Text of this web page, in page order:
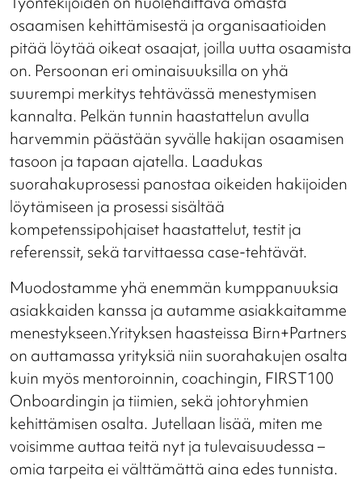
osaamisen kehittämisestä ja organisaatioiden
pitää löytää oikeat osaajat, joilla uutta osaamista
on. Persoonan eri ominaisuuksilla on yhä
suurempi merkitys tehtävässä menestymisen
kannalta. Pelkän tunnin haastattelun avulla
harvemmin päästään syvälle hakijan osaamisen
tasoon ja tapaan ajatella. Laadukas
suorahakuprosessi panostaa oikeiden hakijoiden
löytämiseen ja prosessi sisältää
kompetenssipohjaiset haastattelut, testit ja
referenssit, sekä tarvittaessa case-tehtävät.
Muodostamme yhä enemmän kumppanuuksia
asiakkaiden kanssa ja autamme asiakkaitamme
menestykseen.Yrityksen haasteissa Birn+Partners
on auttamassa yrityksiä niin suorahakujen osalta
kuin myös mentoroinnin, coachingin, FIRST100
Onboardingin ja tiimien, sekä johtoryhmien
kehittämisen osalta. Jutellaan lisää, miten me
voisimme auttaa teitä nyt ja tulevaisuudessa –
omia tarpeita ei välttämättä aina edes tunnista.